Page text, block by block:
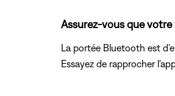
Assurez-vous que
La portée Bluetooth est
Essayez de rapprocher